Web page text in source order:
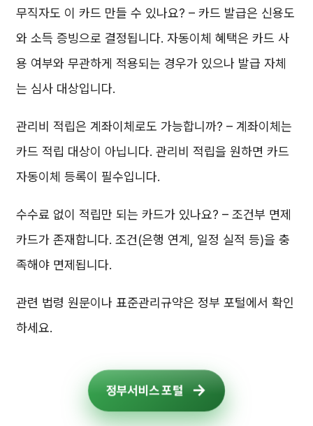
무직자도 이 카드 만들 수 있나요? – 카드 발급은 신용도
와 소득 증빙으로 결정됩니다. 자동이체 혜택은 카드 사
용 여부와 무관하게 적용되는 경우가 있으나 발급 자체
는 심사 대상입니다.
관리비 적립은 계좌이체로도 가능합니까? – 계좌이체는
카드 적립 대상이 아닙니다. 관리비 적립을 원하면 카드
자동이체 등록이 필수입니다.
수수료 없이 적립만 되는 카드가 있나요? – 조건부 면제
카드가 존재합니다. 조건(은행 연계, 일정 실적 등)을 충
족해야 면제됩니다.
관련 법령 원문이나 표준관리규약은 정부 포털에서 확인
하세요.
정부서비스 포털